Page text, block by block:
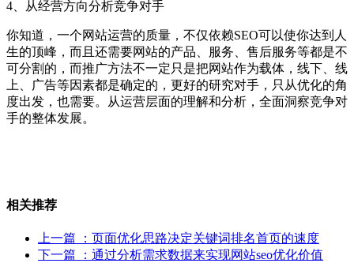
4、从经营方向分析竞争对手
你知道，一个网站运营的质量，不仅依赖SEO可以使你达到人
生的顶峰，而且还需要网站的产品、服务、售后服务等都是不
可分割的，而推广方法不一定只是把网站作为载体，线下、线
上、广告等因素都是确定的，更好的研究对手，只从优化的角
度出发，也需要。从运营层面的理解和分析，全面洞察竞争对
手的整体发展。
相关推荐
上一篇
：页面优化思路决定关键词排名首页的速度
下一篇
：通过分析需求数据来实现网站seo优化价值